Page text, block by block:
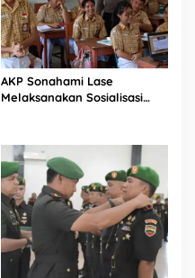
AKP Sonahami Lase
Melaksanakan Sosialisasi
Selatan